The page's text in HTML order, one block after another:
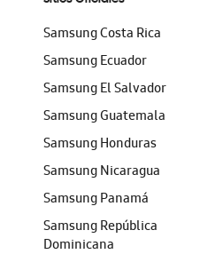
Samsung Costa Rica
Samsung Ecuador
Samsung El Salvador
Samsung Guatemala
Samsung Honduras
Samsung Nicaragua
Samsung Panamá
Samsung República
Dominicana